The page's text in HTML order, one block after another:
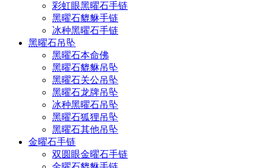
彩虹眼黑曜石手链
黑曜石貔貅手链
冰种黑曜石手链
黑曜石吊坠
黑曜石本命佛
黑曜石貔貅吊坠
黑曜石关公吊坠
黑曜石龙牌吊坠
冰种黑曜石吊坠
黑曜石狐狸吊坠
黑曜石其他吊坠
金曜石手链
双圆眼金曜石手链